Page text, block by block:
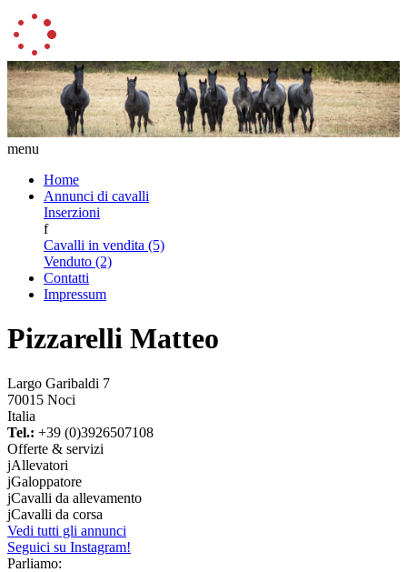
menu
Home
Annunci di cavalli
Inserzioni
f
Cavalli in vendita (5)
Venduto (2)
Contatti
Impressum
Pizzarelli Matteo
Largo Garibaldi 7
70015 Noci
Italia
Tel.: +39 (0)3926507108
Offerte & servizi
jAllevatori
jGaloppatore
jCavalli da allevamento
jCavalli da corsa
Vedi tutti gli annunci
Seguici su Instagram!
Parliamo: